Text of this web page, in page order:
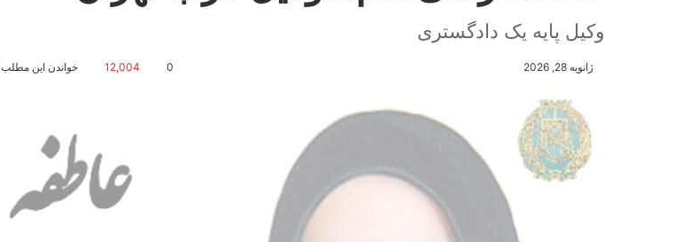
وکیل پایه یک دادگستری
ژانویه 28, 2026 0
12,004 خواندن این مطلب 4 دقیقه زمان میبرد